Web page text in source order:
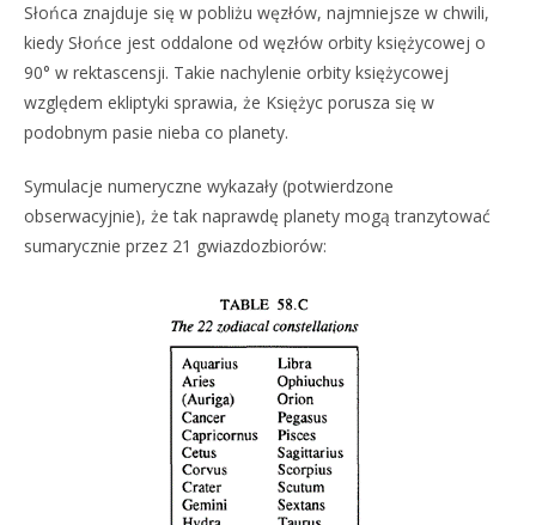
Słońca znajduje się w pobliżu węzłów, najmniejsze w chwili,
kiedy Słońce jest oddalone od węzłów orbity księżycowej o
90° w rektascensji. Takie nachylenie orbity księżycowej
względem ekliptyki sprawia, że Księżyc porusza się w
podobnym pasie nieba co planety.
Symulacje numeryczne wykazały (potwierdzone
obserwacyjnie), że tak naprawdę planety mogą tranzytować
sumarycznie przez 21 gwiazdozbiorów: